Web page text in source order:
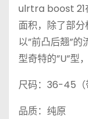
ulrtra boost 21
面积，除了部
以”前凸后翘”
型奇特的”U”型
尺码：36-45（
品质：纯原